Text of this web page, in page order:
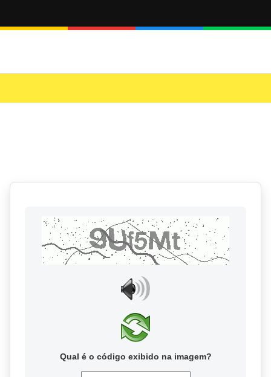
Qual é o código exibido na imagem?